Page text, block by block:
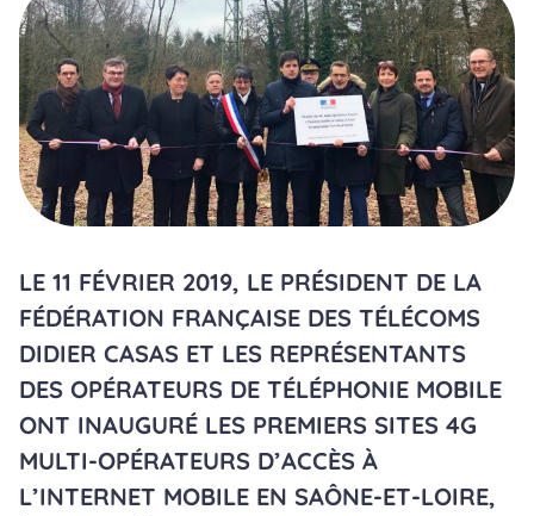
LE 11 FÉVRIER 2019, LE PRÉSIDENT DE LA
FÉDÉRATION FRANÇAISE DES TÉLÉCOMS
DIDIER CASAS ET LES REPRÉSENTANTS
DES OPÉRATEURS DE TÉLÉPHONIE MOBILE
ONT INAUGURÉ LES PREMIERS SITES 4G
MULTI-OPÉRATEURS D’ACCÈS À
L’INTERNET MOBILE EN SAÔNE-ET-LOIRE,